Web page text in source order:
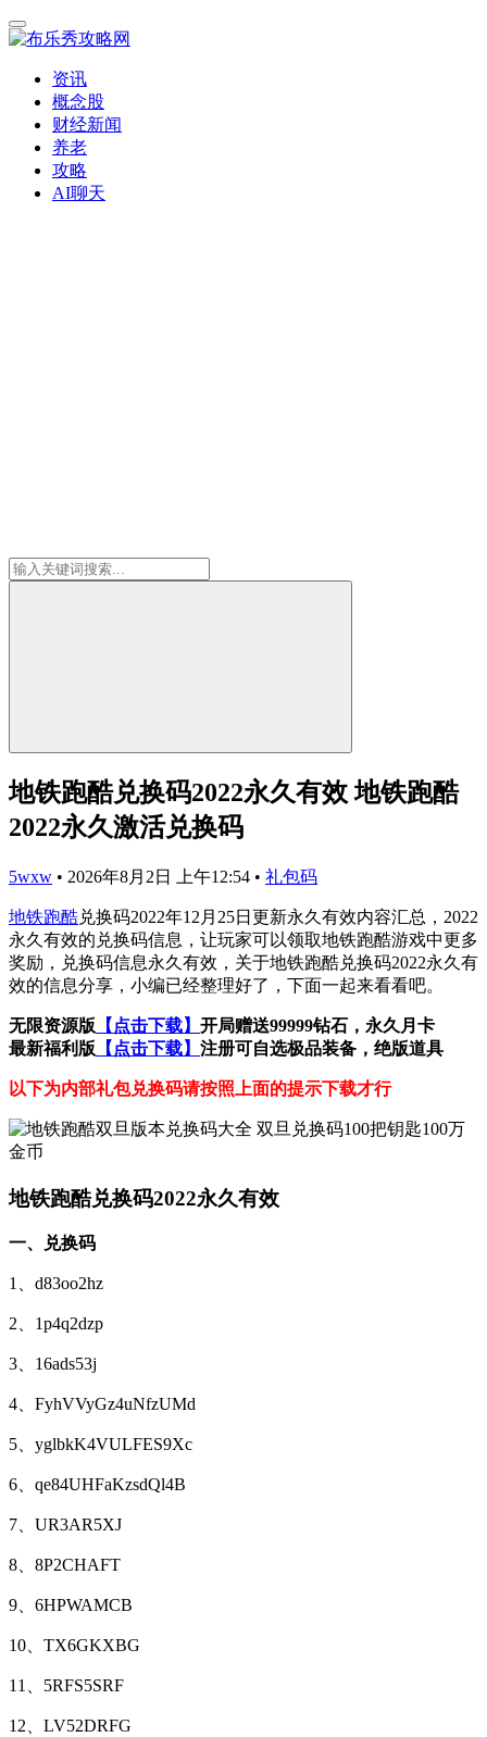
资讯
概念股
财经新闻
养老
攻略
AI聊天
地铁跑酷兑换码2022永久有效 地铁跑酷
2022永久激活兑换码
5wxw • 2026年8月2日 上午12:54 • 礼包码
地铁跑酷兑换码2022年12月25日更新永久有效内容汇总，2022
永久有效的兑换码信息，让玩家可以领取地铁跑酷游戏中更多
奖励，兑换码信息永久有效，关于地铁跑酷兑换码2022永久有
效的信息分享，小编已经整理好了，下面一起来看看吧。
无限资源版 【点击下载】 开局赠送99999钻石，永久月卡
最新福利版 【点击下载】 注册可自选极品装备，绝版道具
以下为内部礼包兑换码请按照上面的提示下载才行
地铁跑酷兑换码2022永久有效
一、兑换码
1、d83oo2hz
2、1p4q2dzp
3、16ads53j
4、FyhVVyGz4uNfzUMd
5、yglbkK4VULFES9Xc
6、qe84UHFaKzsdQl4B
7、UR3AR5XJ
8、8P2CHAFT
9、6HPWAMCB
10、TX6GKXBG
11、5RFS5SRF
12、LV52DRFG